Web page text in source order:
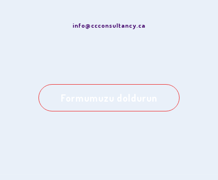
info@ccconsultancy.ca